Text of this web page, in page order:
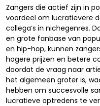
Zangers die actief zijn in
voordeel om lucratievere
collega’s in nichegenres.
en grote fanbase van
en hip-hop, kunnen
hogere prijzen en betere
doordat de vraag naar
het algemeen groter is,
hebben om succesvolle
lucratieve optredens te